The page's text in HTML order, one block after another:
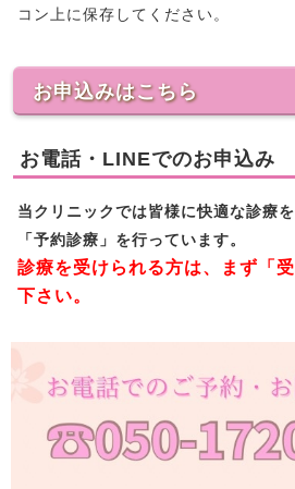
コン上に保存してください。
お申込みはこちら
お電話・LINEでのお申込み
当クリニックでは皆様に快適な診療
「予約診療」を行っています。
診療を受けられる方は、まず「
下さい。